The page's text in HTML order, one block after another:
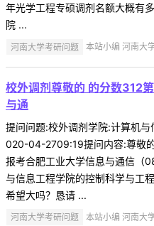
年光学工程专硕调剂名额大概有
院 ...
河南大学考研问题 本站小编 河南大
校外调剂尊敬的 的分数312
与通
提问问题:校外调剂学院:计算机
020-04-2709:19提问内容:尊敬
报考合肥工业大学信息与通信（
与信息工程学院的控制科学与工
希望大吗？恳请 ...
河南大学考研问题 本站小编 河南大